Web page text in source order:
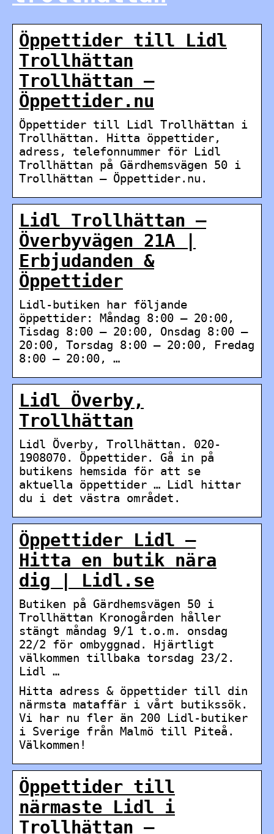
Öppettider till Lidl
Trollhättan
Trollhättan –
Öppettider.nu
Öppettider till Lidl Trollhättan i
Trollhättan. Hitta öppettider,
adress, telefonnummer för Lidl
Trollhättan på Gärdhemsvägen 50 i
Trollhättan – Öppettider.nu.
Lidl Trollhättan –
Överbyvägen 21A |
Erbjudanden &
Öppettider
Lidl-butiken har följande
öppettider: Måndag 8:00 – 20:00,
Tisdag 8:00 – 20:00, Onsdag 8:00 –
20:00, Torsdag 8:00 – 20:00, Fredag
8:00 – 20:00, …
Lidl Överby,
Trollhättan
Lidl Överby, Trollhättan. 020-
1908070. Öppettider. Gå in på
butikens hemsida för att se
aktuella öppettider … Lidl hittar
du i det västra området.
Öppettider Lidl –
Hitta en butik nära
dig | Lidl.se
Butiken på Gärdhemsvägen 50 i
Trollhättan Kronogården håller
stängt måndag 9/1 t.o.m. onsdag
22/2 för ombyggnad. Hjärtligt
välkommen tillbaka torsdag 23/2.
Lidl …
Hitta adress & öppettider till din
närmsta mataffär i vårt butikssök.
Vi har nu fler än 200 Lidl-butiker
i Sverige från Malmö till Piteå.
Välkommen!
Öppettider till
närmaste Lidl i
Trollhättan –